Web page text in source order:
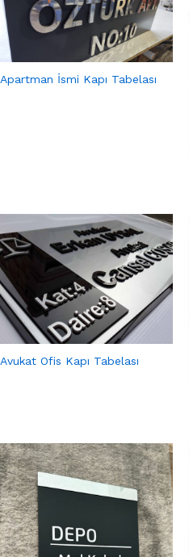
Apartman İsmi Kapı Tabelası
Avukat Ofis Kapı Tabelası